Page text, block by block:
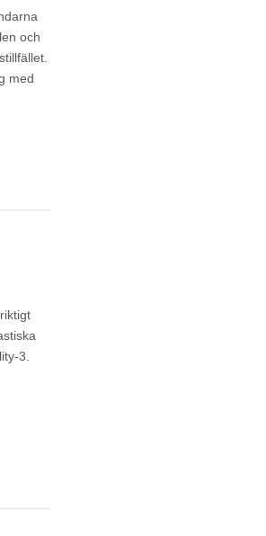
och
med
3.